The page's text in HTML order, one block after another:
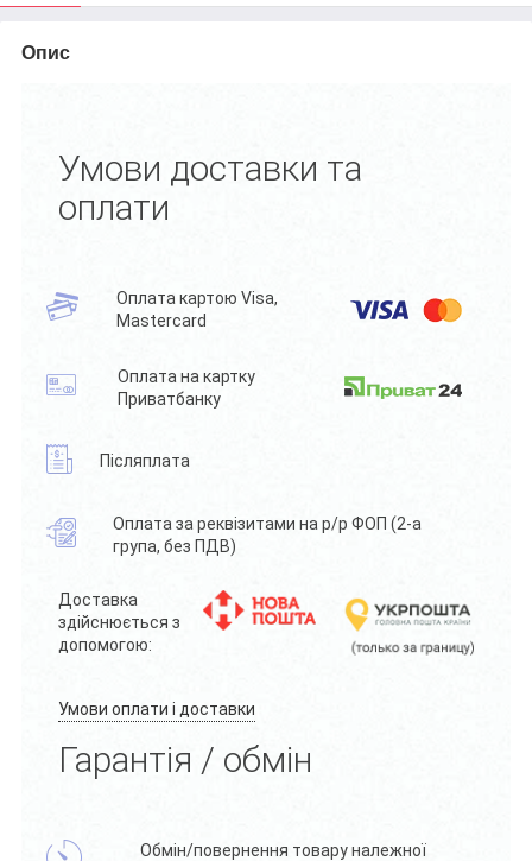
Опис
Умови доставки та
оплати
Оплата картою Visa,
Mastercard
Оплата на картку
Приватбанку
Післяплата
Оплата за реквізитами на р/р ФОП (2-а
група, без ПДВ)
Доставка
здійснюється з
допомогою:
Умови оплати і доставки
Гарантія / обмін
Обмін/повернення товару належної